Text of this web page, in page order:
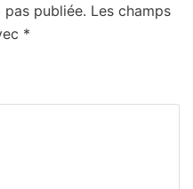
publiée. Les champs
*